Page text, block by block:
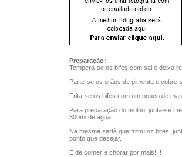
Preparação:
Tempera-se os bifes com sal e deixa
Parte-se os grãos de pimenta e
Frita-se os bifes com um pouco de
Para preparação do molho, junta-se
300ml de agua.
Na mesma sertã que fritou os bifes,
ponto que desejar.
É de comer e chorar por mais!!!!